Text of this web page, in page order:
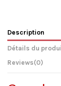
Description
Détails du
Reviews(0)